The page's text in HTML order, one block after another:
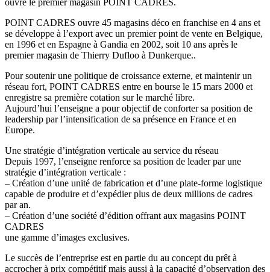
POINT CADRES ouvre 45 magasins déco en franchise en 4 ans et
se développe à l’export avec un premier point de vente en Belgique,
en 1996 et en Espagne à Gandia en 2002, soit 10 ans après le
premier magasin de Thierry Dufloo à Dunkerque..
Pour soutenir une politique de croissance externe, et maintenir un
réseau fort, POINT CADRES entre en bourse le 15 mars 2000 et
enregistre sa première cotation sur le marché libre.
Aujourd’hui l’enseigne a pour objectif de conforter sa position de
leadership par l’intensification de sa présence en France et en
Europe.
Une stratégie d’intégration verticale au service du réseau
Depuis 1997, l’enseigne renforce sa position de leader par une
stratégie d’intégration verticale :
– Création d’une unité de fabrication et d’une plate-forme logistique
capable de produire et d’expédier plus de deux millions de cadres
par an.
– Création d’une société d’édition offrant aux magasins POINT
CADRES
une gamme d’images exclusives.
Le succès de l’entreprise est en partie du au concept du prêt à
accrocher à prix compétitif mais aussi à la capacité d’observation des